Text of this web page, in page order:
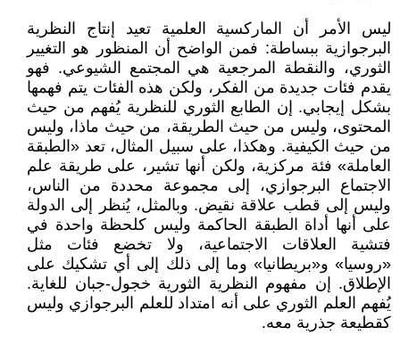
ليس الأمر أن الماركسية العلمية تعيد إنتاج النظرية
البرجوازية ببساطة: فمن الواضح أن المنظور هو التغيير
الثوري، والنقطة المرجعية هي المجتمع الشيوعي. فهو
يقدم فئات جديدة من الفكر، ولكن هذه الفئات يتم فهمها
بشكل إيجابي. إن الطابع الثوري للنظرية يُفهم من حيث
المحتوى، وليس من حيث الطريقة، من حيث ماذا، وليس
من حيث الكيفية. وهكذا، على سبيل المثال، تعد «الطبقة
العاملة» فئة مركزية، ولكن أنها تشير، على طريقة علم
الاجتماع البرجوازي، إلى مجموعة محددة من الناس،
وليس إلى قطب علاقة نقيض. وبالمثل، يُنظر إلى الدولة
على أنها أداة الطبقة الحاكمة وليس كلحظة واحدة في
فتشية العلاقات الاجتماعية، ولا تخضع فئات مثل
«روسيا» و«بريطانيا» وما إلى ذلك إلى أي تشكيك على
الإطلاق. إن مفهوم النظرية الثورية خجول-جبان للغاية.
يُفهم العلم الثوري على أنه امتداد للعلم البرجوازي وليس
كقطيعة جذرية معه.